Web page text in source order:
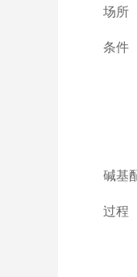
场所
条件
碱基
过程